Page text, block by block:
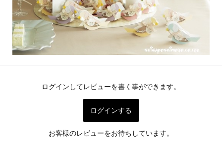
ログインしてレビューを書く事ができます。
ログインする
お客様のレビューをお待ちしています。